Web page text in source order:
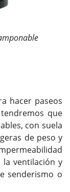
hacer paseos
que
con suela
de peso y
ventilación y
senderismo o